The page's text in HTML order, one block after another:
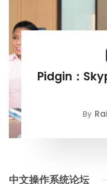
Pidgin：
By
中文操作系统论坛